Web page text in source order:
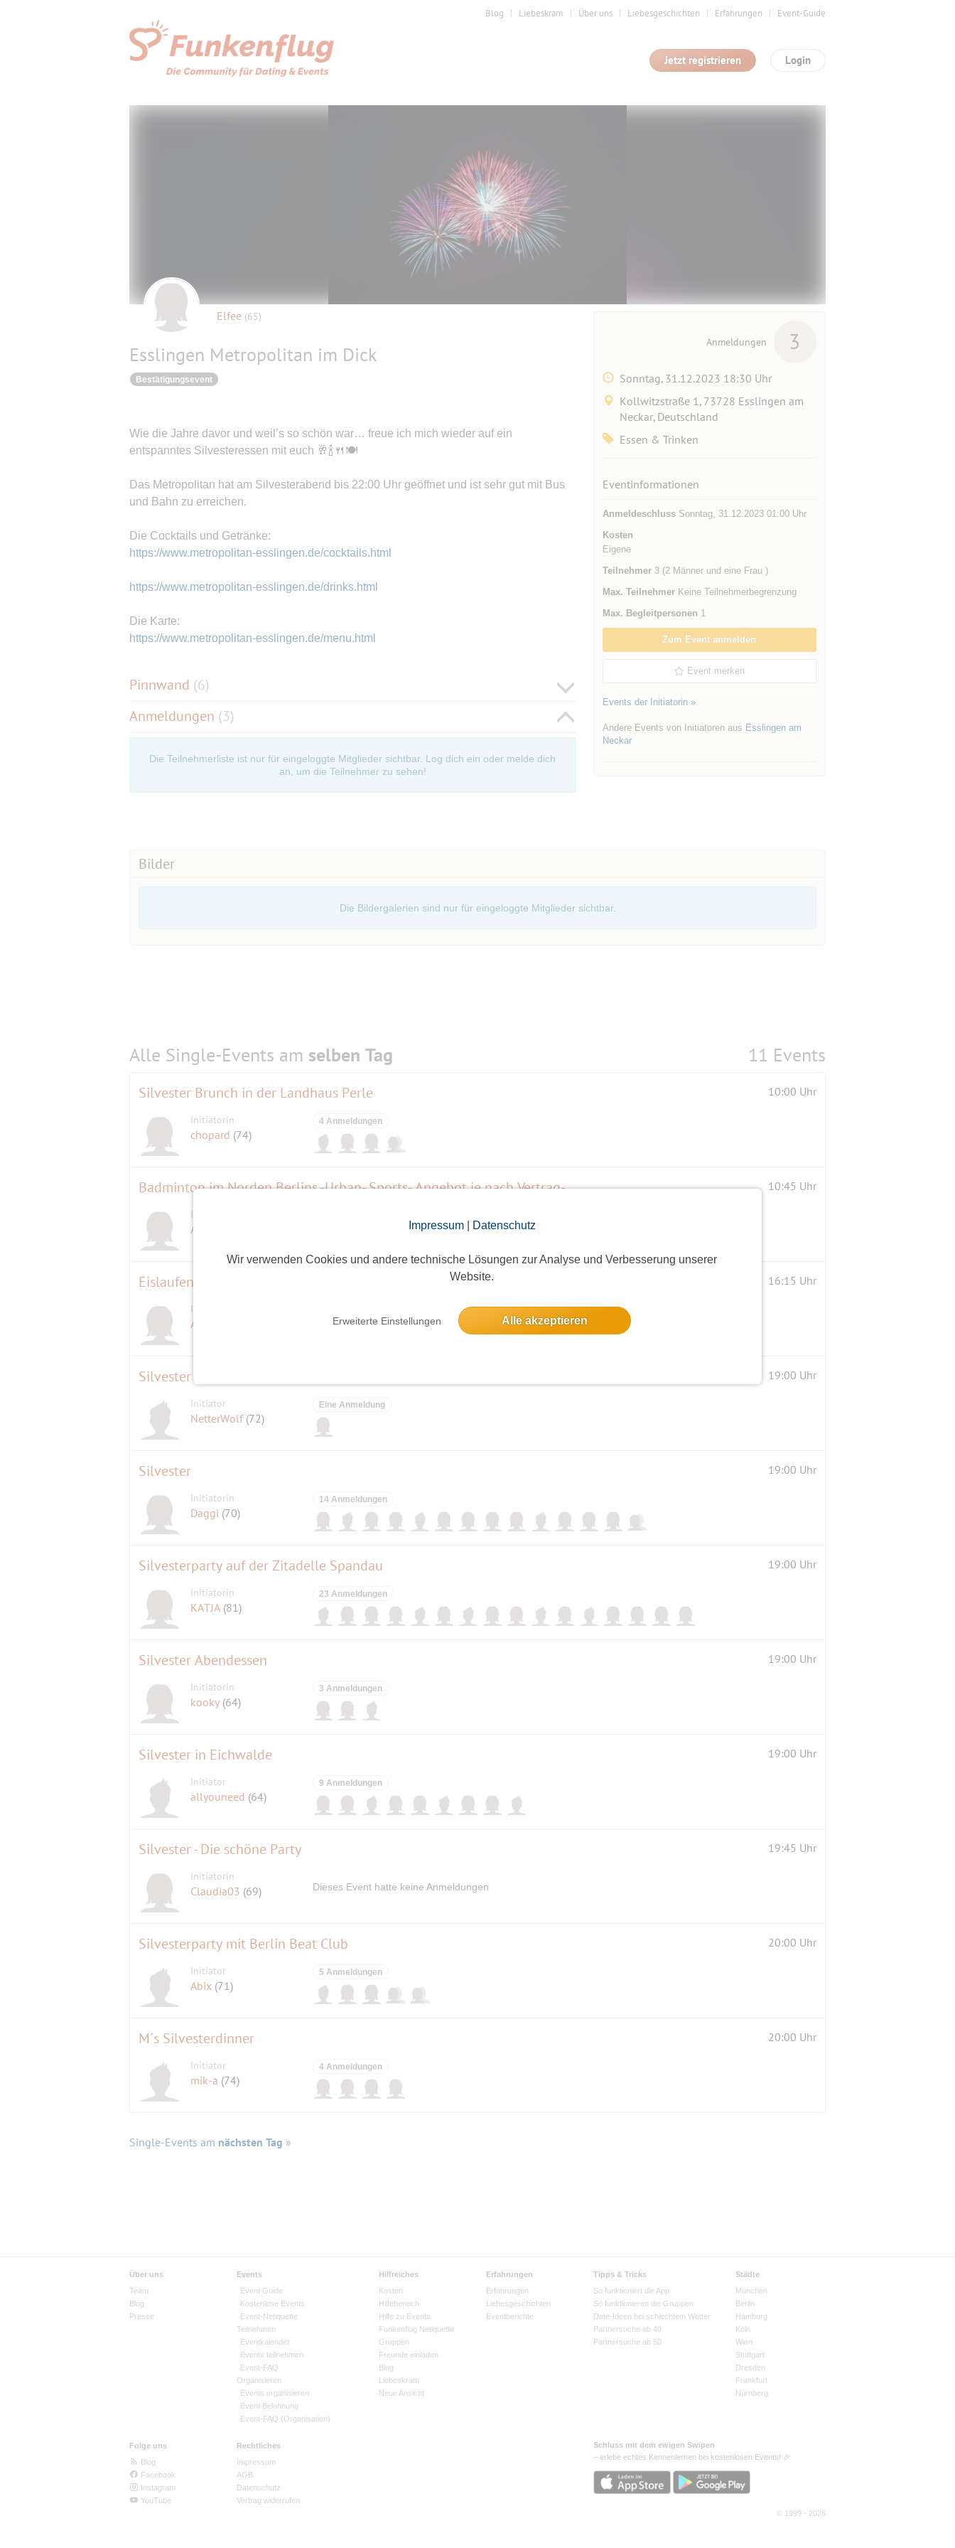
Impressum| Datenschutz
Wir verwenden Cookies und andere technische Lösungen zur Analyse und Verbesserung unserer
Website.
Erweiterte Einstellungen Alle akzeptieren
Blog Liebeskram Über uns Liebesgeschichten Erfahrungen Event-Guide
Login
Jetzt registrieren
Elfee (65)
Esslingen Metropolitan im Dick
Bestätigungsevent
Wie die Jahre davor und weil’s so schön war… freue ich mich wieder auf ein
entspanntes Silvesteressen mit euch 🥂🍾🍴🍽️
Das Metropolitan hat am Silvesterabend bis 22:00 Uhr geöffnet und ist sehr gut mit Bus
und Bahn zu erreichen.
Die Cocktails und Getränke:
https://www.metropolitan-esslingen.de/cocktails.html
https://www.metropolitan-esslingen.de/drinks.html
Die Karte:
https://www.metropolitan-esslingen.de/menu.html
Pinnwand (6)
Anmeldungen (3)
Die Teilnehmerliste ist nur für eingeloggte Mitglieder sichtbar. Log dich ein oder melde dich
an, um die Teilnehmer zu sehen!
Anmeldungen 3
Sonntag, 31.12.2023 18:30 Uhr
Kollwitzstraße 1, 73728 Esslingen am
Neckar, Deutschland
Essen & Trinken
Eventinformationen
AnmeldeschlussSonntag, 31.12.2023 01:00 Uhr
Kosten
Eigene
Teilnehmer3 (2 Männer und eine Frau )
Max. TeilnehmerKeine Teilnehmerbegrenzung
Max. Begleitpersonen 1
Zum Event anmelden
Event merken
Events der Initiatorin »
Andere Events von Initiatoren aus Esslingen am
Neckar
Bilder
Die Bildergalerien sind nur für eingeloggte Mitglieder sichtbar.
Alle Single-Events am selben Tag 11 Events
Silvester Brunch in der Landhaus Perle 10:00 Uhr
Initiatorin
chopard (74)
4 Anmeldungen
Badminton im Norden Berlins -Urban- Sports- Angebot je nach Vertrag- 10:45 Uhr
Initiatorin
ALLinONE Dieses Event hatte keine Anmeldungen
Eislaufen Horst- Dohm- Eisstadion 16:15 Uhr
Initiatorin
ALLinONE Dieses Event hatte keine Anmeldungen
Silvester Dinner und Skat 19:00 Uhr
Initiator
NetterWolf (72)
Eine Anmeldung
Silvester 19:00 Uhr
Initiatorin
Daggi (70)
14 Anmeldungen
Silvesterparty auf der Zitadelle Spandau 19:00 Uhr
Initiatorin
KATJA (81)
23 Anmeldungen
Silvester Abendessen 19:00 Uhr
Initiatorin
kooky (64)
3 Anmeldungen
Silvester in Eichwalde 19:00 Uhr
Initiator
allyouneed (64)
9 Anmeldungen
Silvester - Die schöne Party 19:45 Uhr
Initiatorin
Claudia03 (69) Dieses Event hatte keine Anmeldungen
Silvesterparty mit Berlin Beat Club 20:00 Uhr
Initiator
Abix (71)
5 Anmeldungen
M´s Silvesterdinner 20:00 Uhr
Initiator
mik-a (74)
4 Anmeldungen
Single-Events am nächsten Tag »
Über uns
Team
Blog
Presse
Events
Event Guide
Kostenlose Events
Event-Netiquette
Teilnehmen
Eventkalender
Events teilnehmen
Event-FAQ
Organisieren
Events organisieren
Event Belohnung
Event-FAQ (Organisation)
Hilfreiches
Kosten
Hilfebereich
Hilfe zu Events
Funkenflug Netiquette
Gruppen
Freunde einladen
Blog
Liebeskram
Neue Ansicht
Erfahrungen
Erfahrungen
Liebesgeschichten
Eventberichte
Tipps & Tricks
So funktioniert die App
So funktionieren die Gruppen
Date-Ideen bei schlechtem Wetter
Partnersuche ab 40
Partnersuche ab 50
Städte
München
Berlin
Hamburg
Köln
Wien
Stuttgart
Dresden
Frankfurt
Nürnberg
Folge uns
Blog
Facebook
Instagram
YouTube
Rechtliches
Impressum
AGB
Datenschutz
Vertrag widerrufen
Schluss mit dem ewigen Swipen
– erlebe echtes Kennenlernen bei kostenlosen Events! 🎉
© 1999 - 2026